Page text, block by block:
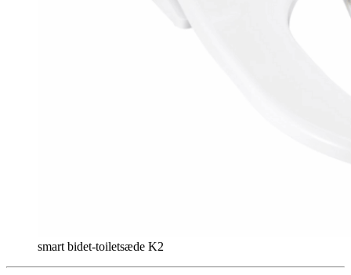
smart bidet-toiletsæde K2